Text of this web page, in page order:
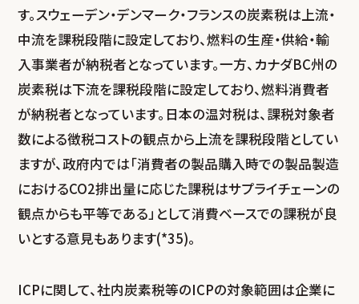
す。スウェーデン・デンマーク・フランスの炭素税は上流・
中流を課税段階に設定しており、燃料の生産・供給・輸
入事業者が納税者となっています。一方、カナダBC州の
炭素税は下流を課税段階に設定しており、燃料消費者
が納税者となっています。日本の温対税は、課税対象者
数による徴税コストの観点から上流を課税段階としてい
ますが、政府内では「消費者の製品購入時での製品製造
におけるCO2排出量に応じた課税はサプライチェーンの
観点からも平等である」として消費ベースでの課税が良
いとする意見もあります(*35)。
ICPに関して、社内炭素税等のICPの対象範囲は企業に